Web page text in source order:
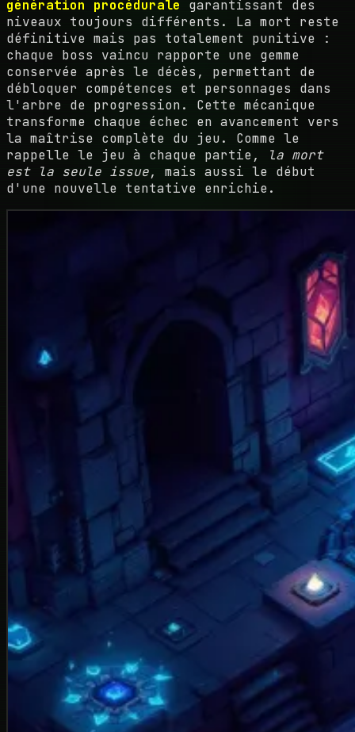
génération procédurale garantissant des
niveaux toujours différents. La mort reste
définitive mais pas totalement punitive :
chaque boss vaincu rapporte une gemme
conservée après le décès, permettant de
débloquer compétences et personnages dans
l'arbre de progression. Cette mécanique
transforme chaque échec en avancement vers
la maîtrise complète du jeu. Comme le
rappelle le jeu à chaque partie,
la mort
est la seule issue, mais aussi le début
d'une nouvelle tentative enrichie.